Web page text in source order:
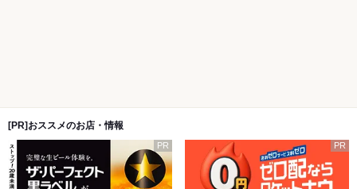
[PR]おススメのお店・情報
PR PR